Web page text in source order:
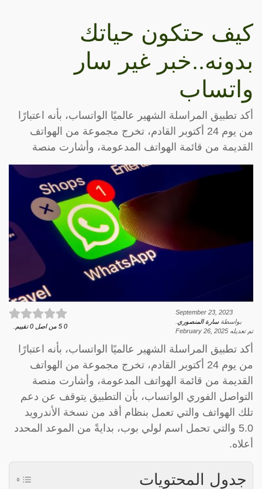
كيف حتكون حياتك
بدونه..خبر غير سار
واتساب
أكد تطبيق المراسلة الشهير عالميًا الواتساب، بأنه اعتبارًا
من يوم 24 أكتوبر القادم، تخرج مجموعة من الهواتف
القديمة من قائمة الهواتف المدعومة، وأشارت منصة
September 23, 2023
بواسطةسارة المنصوري
تم تعديله February 26, 2025
0
5 من اصل 0 تقييم.
أكد تطبيق المراسلة الشهير عالميًا الواتساب، بأنه اعتبارًا
من يوم 24 أكتوبر القادم، تخرج مجموعة من الهواتف
القديمة من قائمة الهواتف المدعومة، وأشارت منصة
التواصل الفوري الواتساب، بأن التطبيق يتوقف عن دعم
تلك الهواتف والتي تعمل بنظام أقد من نسخة الأندرويد
5.0 والتي تحمل اسم لولي بوب، بدايةً من الموعد المحدد
أعلاه.
جدول المحتويات